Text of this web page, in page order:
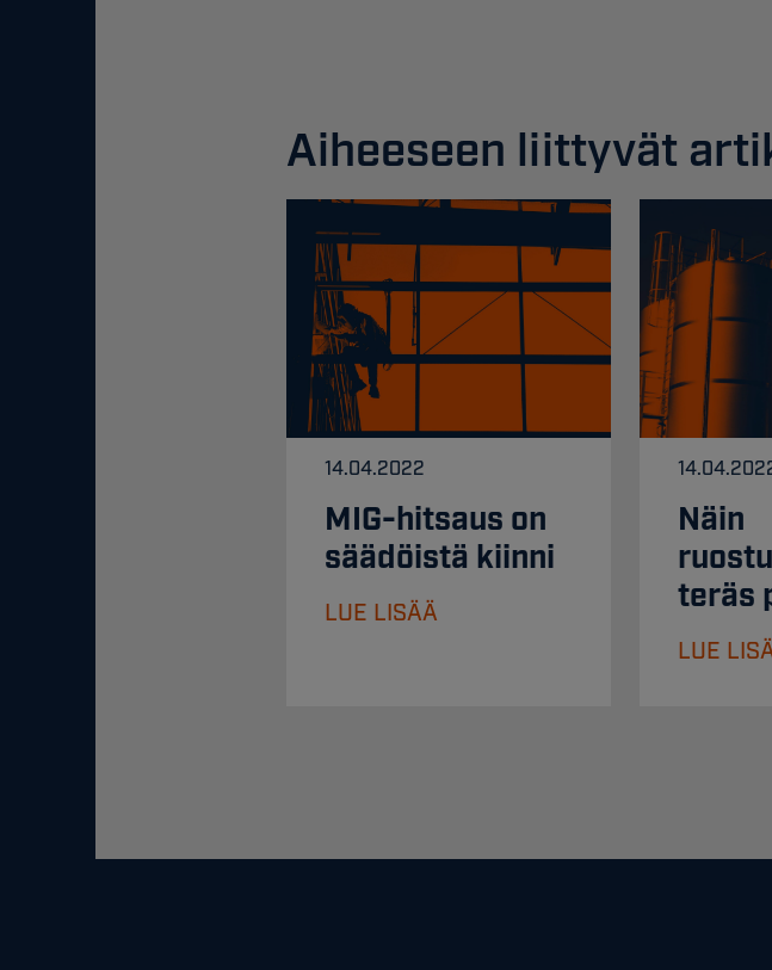
Aiheeseen liittyvät
14.04.2022
MIG-hitsaus on
säädöistä kiinni
LUE LISÄÄ
Näin
teräs
LUE